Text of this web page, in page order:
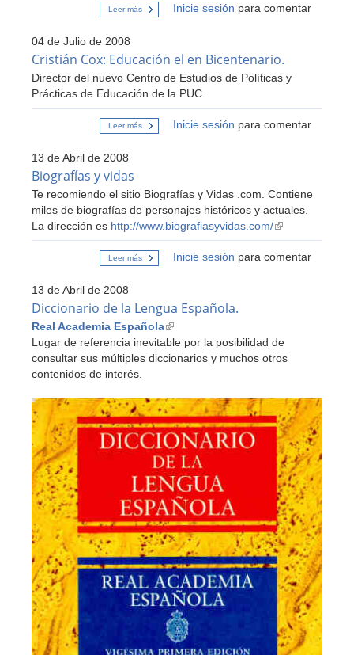
Leer más sobre
Planes
estudio.
Inicie sesión para comentar
04 de Julio de 2008
Cristián Cox: Educación el en Bicentenario.
Director del nuevo Centro de Estudios de Políticas y
Prácticas de Educación de la PUC.
Leer más sobre
Cristián
Bicentenario.
Inicie sesión para comentar
13 de Abril de 2008
Biografías y vidas
Te recomiendo el sitio Biografías y Vidas .com. Contiene
miles de biografías de personajes históricos y actuales.
La dirección es http://www.biografiasyvidas.com/(link
is
external)
Leer más sobre
Biografías
Inicie sesión para comentar
13 de Abril de 2008
Diccionario de la Lengua Española.
Real Academia Española(link
is
external)
Lugar de referencia inevitable por la posibilidad de
consultar sus múltiples diccionarios y muchos otros
contenidos de interés.